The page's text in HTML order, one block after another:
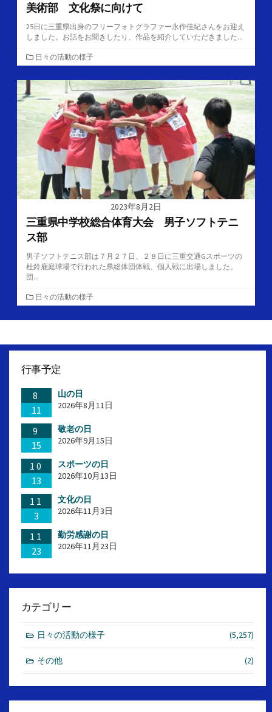
美術部 文化祭に向けて
25日に三重県出身のフリーフォトグラファー永作佳紀さんをお迎え
しました。お話をお聞きしたり、作品を紹介していただきました...
カ
テ
ゴ
リ
ー
日々の活動の様子
2023年8月2日
三重県中学校総合体育大会 男子ソフトテニ
ス部
男子ソフトテニス部は７月２７日、２８日に三重交通Gスポーツの
杜鈴鹿庭球場で行われた県総体団体戦、個人戦に出場しました。
団...
カ
テ
ゴ
ー
日々の活動の様子
行事予定
8
11
山の日
2026年8月11日
9
15
敬老の日
2026年9月15日
10
13
スポーツの日
2026年10月13日
11
3
文化の日
2026年11月3日
11
23
勤労感謝の日
2026年11月23日
カテゴリー
日々の活動の様子 (5,257)
その他 (2)